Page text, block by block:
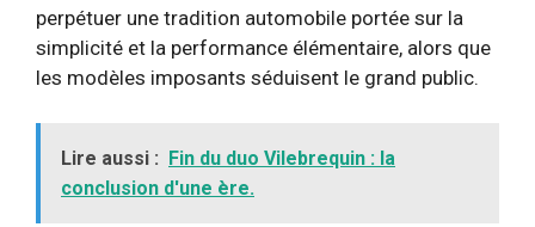
perpétuer une tradition automobile portée sur la
simplicité et la performance élémentaire, alors que
les modèles imposants séduisent le grand public.
Lire aussi : Fin du duo Vilebrequin : la
conclusion d'une ère.